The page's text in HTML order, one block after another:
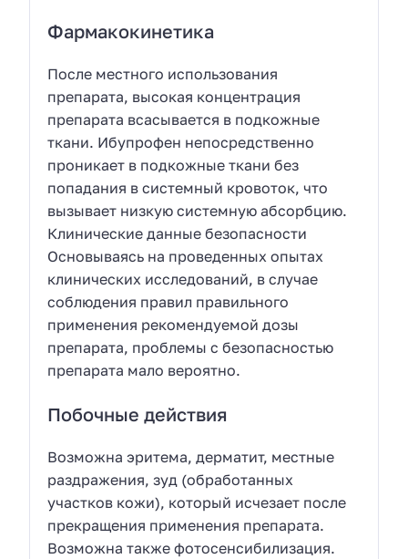
Фармакокинетика
После местного использования
препарата, высокая концентрация
препарата всасывается в подкожные
ткани. Ибупрофен непосредственно
проникает в подкожные ткани без
попадания в системный кровоток, что
вызывает низкую системную абсорбцию.
Клинические данные безопасности
Основываясь на проведенных опытах
клинических исследований, в случае
соблюдения правил правильного
применения рекомендуемой дозы
препарата, проблемы с безопасностью
препарата мало вероятно.
Побочные действия
Возможна эритема, дерматит, местные
раздражения, зуд (обработанных
участков кожи), который исчезает после
прекращения применения препарата.
Возможна также фотосенсибилизация.